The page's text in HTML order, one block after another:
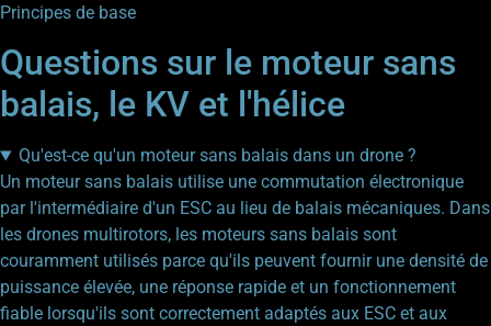
Principes de base
Questions sur le moteur sans
balais, le KV et l'hélice
Qu'est-ce qu'un moteur sans balais dans un drone ?
Un moteur sans balais utilise une commutation électronique
par l'intermédiaire d'un ESC au lieu de balais mécaniques. Dans
les drones multirotors, les moteurs sans balais sont
couramment utilisés parce qu'ils peuvent fournir une densité de
puissance élevée, une réponse rapide et un fonctionnement
fiable lorsqu'ils sont correctement adaptés aux ESC et aux